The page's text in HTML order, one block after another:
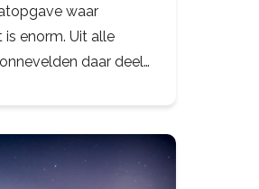
waar
enorm. Uit alle
daar deel
met aanvragen. Dat